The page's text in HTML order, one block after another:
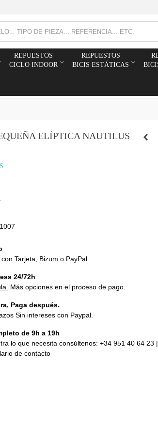
REPUESTOS
CICLO INDOOR
REPUESTOS
BICIS ESTÁTICAS
ELÍPTICA NAUTILUS
Tarjeta, Bizum o PayPal
24/72h
Más opciones en el proceso de pago.
Paga después.
Sin intereses con Paypal.
de 9h a 19h
lo que necesita consúltenos: +34 951 40 64 23 |
de contacto
NE3000
Nautilus NE3000 (2ª)